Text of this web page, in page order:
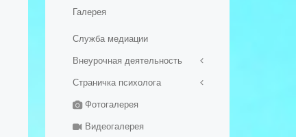
Доступная среда
услуги
- Финансово-хозяйственная
- Вакантные места для приема
(перевода) обучающихся
- Международное
Галерея
Служба медиации
Внеурочная деятельность
ШСК "Вымпел"
Школьный хор
Школьный театр
Страничка психолога
График консультаций
Фотогалерея
Видеогалерея